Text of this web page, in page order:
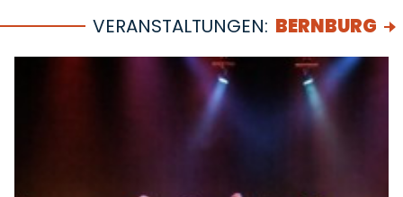
VERANSTALTUNGEN: BERNBURG